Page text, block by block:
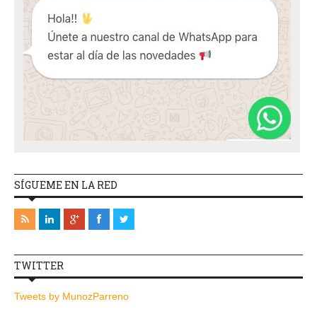
SÍGUEME EN LA RED
TWITTER
Tweets by MunozParreno